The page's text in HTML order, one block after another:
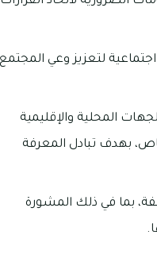
لتعزيز وعي المجتمع
المحلية والإقليمية
بهدف تبادل المعرفة
بما في ذلك المشورة